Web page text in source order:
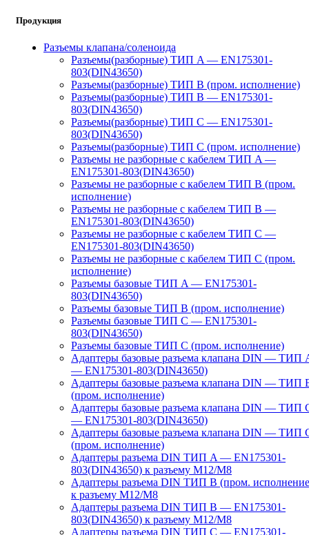
Продукция
Разъемы клапана/соленоида
Разъемы(разборные) ТИП A — EN175301-
803(DIN43650)
Разъемы(разборные) ТИП В (пром. исполнение)
Разъемы(разборные) ТИП B — EN175301-
803(DIN43650)
Разъемы(разборные) ТИП C — EN175301-
803(DIN43650)
Разъемы(разборные) ТИП С (пром. исполнение)
Разъемы не разборные с кабелем ТИП A —
EN175301-803(DIN43650)
Разъемы не разборные с кабелем ТИП B (пром.
исполнение)
Разъемы не разборные с кабелем ТИП B —
EN175301-803(DIN43650)
Разъемы не разборные с кабелем ТИП C —
EN175301-803(DIN43650)
Разъемы не разборные с кабелем ТИП C (пром.
исполнение)
Разъемы базовые ТИП A — EN175301-
803(DIN43650)
Разъемы базовые ТИП В (пром. исполнение)
Разъемы базовые ТИП C — EN175301-
803(DIN43650)
Разъемы базовые ТИП C (пром. исполнение)
Адаптеры базовые разъема клапана DIN — ТИП
— EN175301-803(DIN43650)
Адаптеры базовые разъема клапана DIN — ТИП
(пром. исполнение)
Адаптеры базовые разъема клапана DIN — ТИП
— EN175301-803(DIN43650)
Адаптеры базовые разъема клапана DIN — ТИП
(пром. исполнение)
Адаптеры разъема DIN ТИП A — EN175301-
803(DIN43650) к разъему M12/M8
Адаптеры разъема DIN ТИП B (пром.
к разъему M12/M8
Адаптеры разъема DIN ТИП B — EN175301-
803(DIN43650) к разъему M12/M8
Адаптеры разъема DIN ТИП C — EN175301-